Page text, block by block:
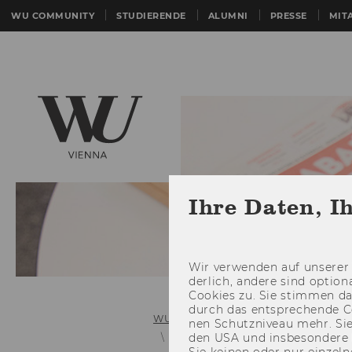
WU COMMUNITY STUDIERENDE ALUMNI PRESSE
WU (Wirtschaftsuniversität Wien)
Presseaussendung Details
Ihre Daten,
Wir ver­wen­den auf
der­lich, an­de­re sind
Coo­kies zu. Sie stim­men
durch das ent­spre­chen­de
nen Schutz­ni­veau mehr.
den USA und